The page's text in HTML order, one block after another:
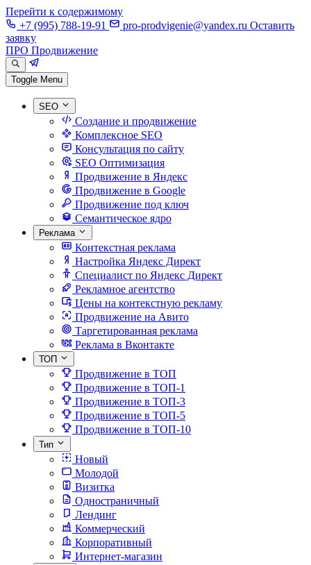
Перейти к содержимому
+7 (995) 788-19-91
pro-prodvigenie@yandex.ru Оставить
заявку
ПРО Продвижение
Toggle Menu
SEO
Создание и продвижение
Комплексное SEO
Консультация по сайту
SEO Оптимизация
Продвижение в Яндекс
Продвижение в Google
Продвижение под ключ
Семантическое ядро
Реклама
Контекстная реклама
Настройка Яндекс Директ
Специалист по Яндекс Директ
Рекламное агентство
Цены на контекстную рекламу
Продвижение на Авито
Таргетированная реклама
Реклама в Вконтакте
ТОП
Продвижение в ТОП
Продвижение в ТОП-1
Продвижение в ТОП-3
Продвижение в ТОП-5
Продвижение в ТОП-10
Тип
Новый
Молодой
Визитка
Одностраничный
Лендинг
Коммерческий
Корпоративный
Интернет-магазин